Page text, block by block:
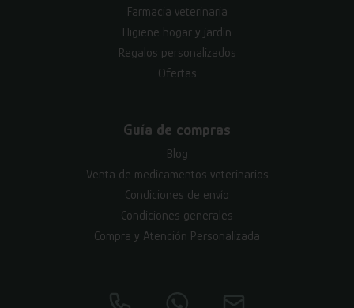
Farmacia veterinaria
Higiene hogar y jardín
Regalos personalizados
Ofertas
Guía de compras
Blog
Venta de medicamentos veterinarios
Condiciones de envío
Condiciones generales
Compra y Atención Personalizada